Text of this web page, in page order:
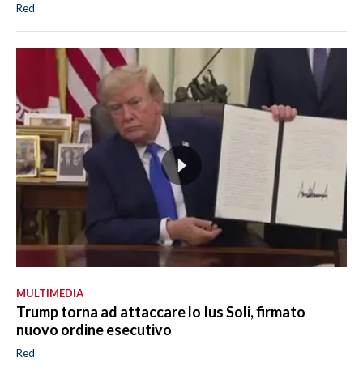
Red
MULTIMEDIA
Trump torna ad attaccare lo Ius Soli, firmato
nuovo ordine esecutivo
Red